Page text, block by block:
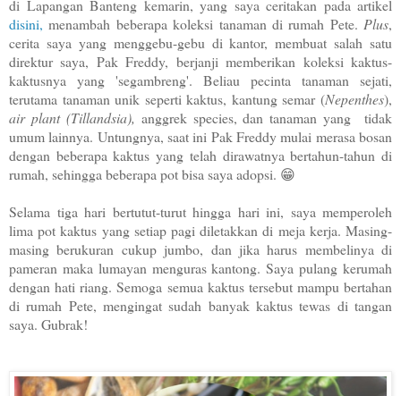
di Lapangan Banteng kemarin, yang saya ceritakan pada artikel
disini,menambah beberapa koleksi tanaman di rumah Pete. Plus,
cerita saya yang menggebu-gebu di kantor, membuat salah satu
direktur saya, Pak Freddy, berjanji memberikan koleksi kaktus-
kaktusnya yang 'segambreng'. Beliau pecinta tanaman sejati,
terutama tanaman unik seperti kaktus, kantung semar (Nepenthes),
air plant (Tillandsia), anggrek species, dan tanaman yang tidak
umum lainnya. Untungnya, saat ini Pak Freddy mulai merasa bosan
dengan beberapa kaktus yang telah dirawatnya bertahun-tahun di
rumah, sehingga beberapa pot bisa saya adopsi. 😁
Selama tiga hari bertutut-turut hingga hari ini, saya memperoleh
lima pot kaktus yang setiap pagi diletakkan di meja kerja. Masing-
masing berukuran cukup jumbo, dan jika harus membelinya di
pameran maka lumayan menguras kantong. Saya pulang kerumah
dengan hati riang. Semoga semua kaktus tersebut mampu bertahan
di rumah Pete, mengingat sudah banyak kaktus tewas di tangan
saya. Gubrak!